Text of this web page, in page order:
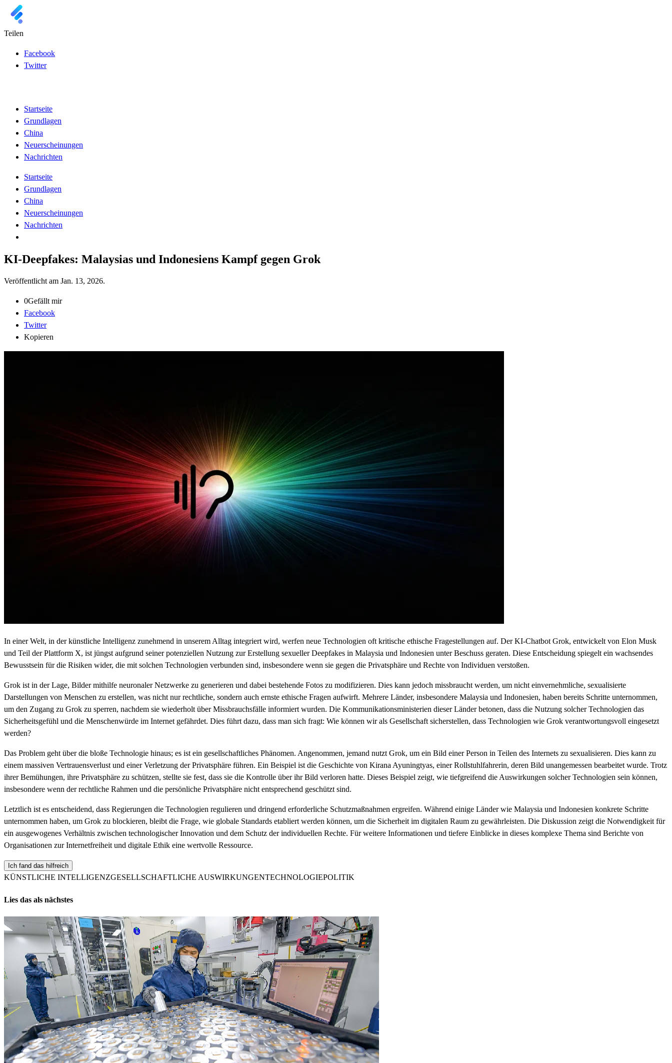
Teilen
Facebook
Twitter
Startseite
Grundlagen
China
Neuerscheinungen
Nachrichten
Startseite
Grundlagen
China
Neuerscheinungen
Nachrichten
KI-Deepfakes: Malaysias und Indonesiens Kampf gegen Grok
Veröffentlicht am Jan. 13, 2026.
0Gefällt mir
Facebook
Twitter
Kopieren
In einer Welt, in der künstliche Intelligenz zunehmend in unserem Alltag integriert wird, werfen neue Technologien oft kritische ethische Fragestellungen auf. Der KI-Chatbot Grok, entwickelt von Elon Musk
und Teil der Plattform X, ist jüngst aufgrund seiner potenziellen Nutzung zur Erstellung sexueller Deepfakes in Malaysia und Indonesien unter Beschuss geraten. Diese Entscheidung spiegelt ein wachsendes
Bewusstsein für die Risiken wider, die mit solchen Technologien verbunden sind, insbesondere wenn sie gegen die Privatsphäre und Rechte von Individuen verstoßen.
Grok ist in der Lage, Bilder mithilfe neuronaler Netzwerke zu generieren und dabei bestehende Fotos zu modifizieren. Dies kann jedoch missbraucht werden, um nicht einvernehmliche, sexualisierte
Darstellungen von Menschen zu erstellen, was nicht nur rechtliche, sondern auch ernste ethische Fragen aufwirft. Mehrere Länder, insbesondere Malaysia und Indonesien, haben bereits Schritte unternommen,
um den Zugang zu Grok zu sperren, nachdem sie wiederholt über Missbrauchsfälle informiert wurden. Die Kommunikationsministerien dieser Länder betonen, dass die Nutzung solcher Technologien das
Sicherheitsgefühl und die Menschenwürde im Internet gefährdet. Dies führt dazu, dass man sich fragt: Wie können wir als Gesellschaft sicherstellen, dass Technologien wie Grok verantwortungsvoll eingesetzt
werden?
Das Problem geht über die bloße Technologie hinaus; es ist ein gesellschaftliches Phänomen. Angenommen, jemand nutzt Grok, um ein Bild einer Person in Teilen des Internets zu sexualisieren. Dies kann zu
einem massiven Vertrauensverlust und einer Verletzung der Privatsphäre führen. Ein Beispiel ist die Geschichte von Kirana Ayuningtyas, einer Rollstuhlfahrerin, deren Bild unangemessen bearbeitet wurde. Trotz
ihrer Bemühungen, ihre Privatsphäre zu schützen, stellte sie fest, dass sie die Kontrolle über ihr Bild verloren hatte. Dieses Beispiel zeigt, wie tiefgreifend die Auswirkungen solcher Technologien sein können,
insbesondere wenn der rechtliche Rahmen und die persönliche Privatsphäre nicht entsprechend geschützt sind.
Letztlich ist es entscheidend, dass Regierungen die Technologien regulieren und dringend erforderliche Schutzmaßnahmen ergreifen. Während einige Länder wie Malaysia und Indonesien konkrete Schritte
unternommen haben, um Grok zu blockieren, bleibt die Frage, wie globale Standards etabliert werden können, um die Sicherheit im digitalen Raum zu gewährleisten. Die Diskussion zeigt die Notwendigkeit für
ein ausgewogenes Verhältnis zwischen technologischer Innovation und dem Schutz der individuellen Rechte. Für weitere Informationen und tiefere Einblicke in dieses komplexe Thema sind Berichte von
Organisationen zur Internetfreiheit und digitale Ethik eine wertvolle Ressource.
Ich fand das hilfreich
KÜNSTLICHE INTELLIGENZGESELLSCHAFTLICHE AUSWIRKUNGENTECHNOLOGIEPOLITIK
Lies das als nächstes